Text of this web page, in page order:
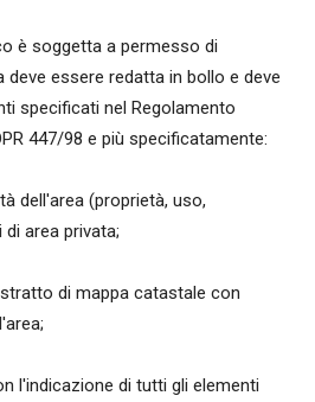
è soggetta a permesso di
essere redatta in bollo e deve
specificati nel Regolamento
447/98 e più specificatamente:
dell'area (proprietà, uso,
area privata;
di mappa catastale con
l'indicazione di tutti gli elementi